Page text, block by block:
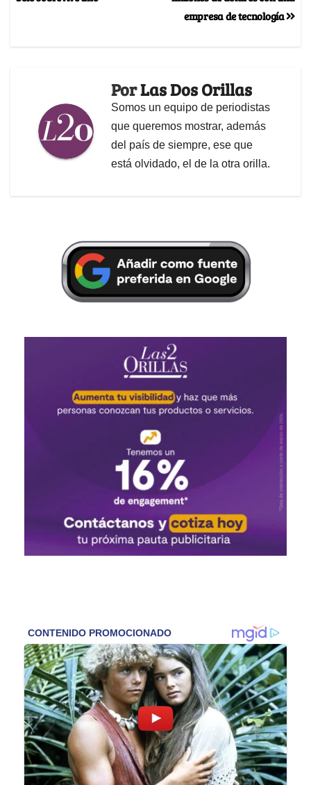
empresa de tecnología
PorLas Dos Orillas
Somos un equipo de periodistas
que queremos mostrar, además
del país de siempre, ese que
está olvidado, el de la otra orilla.